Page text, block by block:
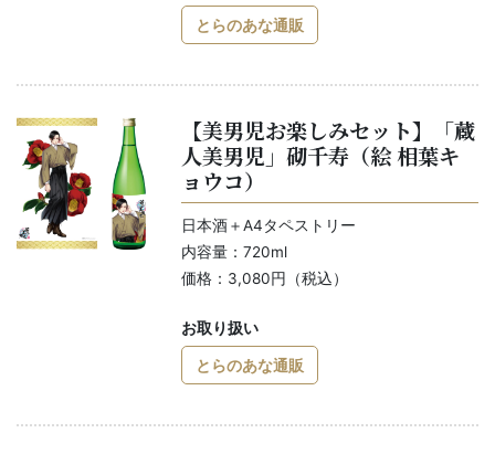
とらのあな通販
【美男児お楽しみセット】「蔵
人美男児」砌千寿（絵 相葉キ
ョウコ）
日本酒＋A4タペストリー
内容量：720ml
価格：3,080円（税込）
お取り扱い
とらのあな通販